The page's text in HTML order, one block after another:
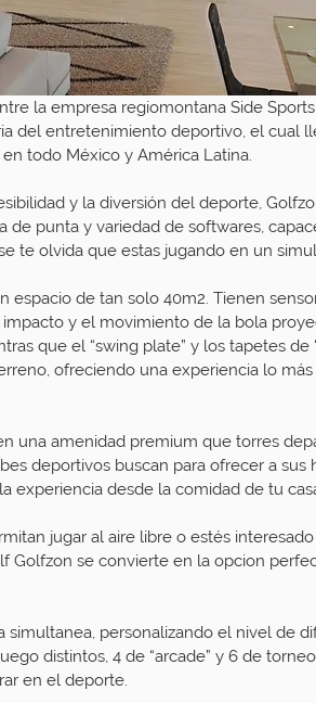
la empresa regiomontana Side
del entretenimiento deportivo, el cual
todo México y América Latina.
y la diversión del deporte,
punta y variedad de softwares,
te olvida que estas jugando en un
de tan solo 40m2. Tienen
y el movimiento de la bola
que el “swing plate” y los tapetes de
ofreciendo una experiencia lo
una amenidad premium que torres
deportivos buscan para ofrecer a sus
experiencia desde la comidad de tu
jugar al aire libre o estés
Golfzon se convierte en la opcion
personalizando el nivel de
distintos, 4 de “arcade” y 6 de
en el deporte.